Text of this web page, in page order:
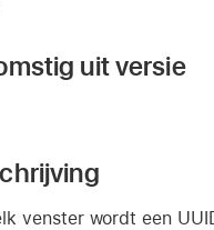
uit versie
venster wordt een